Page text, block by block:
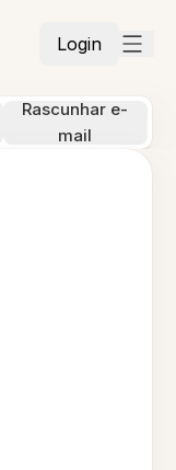
Login
Rascunhar e-
mail